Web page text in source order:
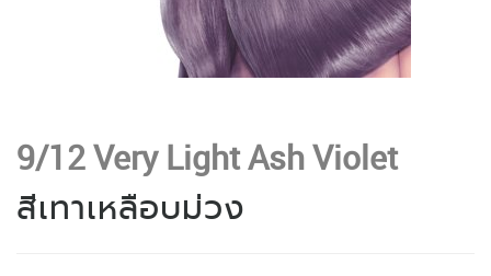
9/12 Very Light Ash Violet
สีเทาเหลือบม่วง